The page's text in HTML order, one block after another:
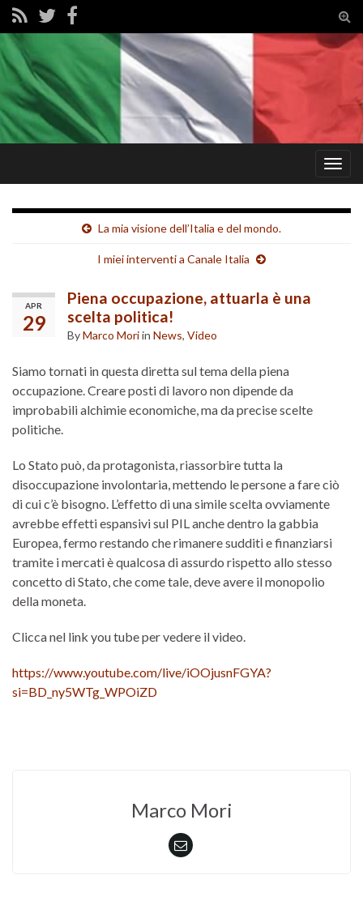
La mia visione dell’Italia e del mondo.
I miei interventi a Canale Italia
APR
29
Piena occupazione, attuarla è una
scelta politica!
ByMarco Moriin News, Video
Siamo tornati in questa diretta sul tema della piena
occupazione. Creare posti di lavoro non dipende da
improbabili alchimie economiche, ma da precise scelte
politiche.
Lo Stato può, da protagonista, riassorbire tutta la
disoccupazione involontaria, mettendo le persone a fare ciò
di cui c’è bisogno. L’effetto di una simile scelta ovviamente
avrebbe effetti espansivi sul PIL anche dentro la gabbia
Europea, fermo restando che rimanere sudditi e finanziarsi
tramite i mercati è qualcosa di assurdo rispetto allo stesso
concetto di Stato, che come tale, deve avere il monopolio
della moneta.
Clicca nel link you tube per vedere il video.
https://www.youtube.com/live/iOOjusnFGYA?
si=BD_ny5WTg_WPOiZD
Marco Mori